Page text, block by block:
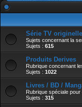
Série TV
Sujets concernant la
Sujets : 615
Produits Derives
Rubrique concernant
Sujets : 1022
Livres / BD /
Rubrique spéciale
Sujets : 315